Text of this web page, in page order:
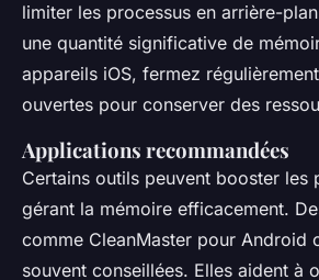
limiter les processus en arrière-
une quantité significative de
appareils iOS, fermez
ouvertes pour conserver des
Applications recommandées
Certains outils peuvent booster les
gérant la mémoire efficacement.
comme CleanMaster pour Android
souvent conseillées. Elles aident à